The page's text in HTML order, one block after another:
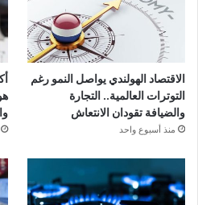
الاقتصاد الهولندي يواصل النمو رغم
التوترات العالمية.. التجارة
والضيافة تقودان الانتعاش
منذ أسبوع واحد